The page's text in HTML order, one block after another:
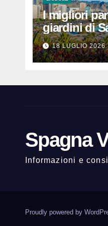
I migliori
giardini di
de Tenerife:
rilassarsi
18 LUGLIO 2026
Spagna
Informazioni e
Proudly powered by